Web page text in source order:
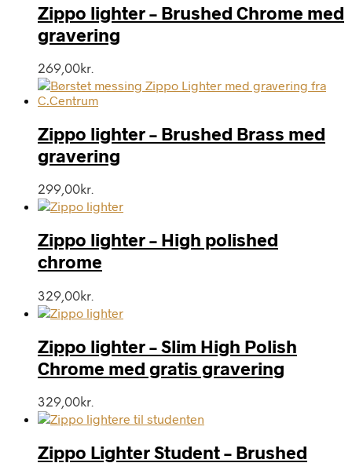
Zippo lighter – Brushed Chrome med
gravering
269,00kr.
Zippo lighter – Brushed Brass med
gravering
299,00kr.
Zippo lighter – High polished
chrome
329,00kr.
Zippo lighter – Slim High Polish
Chrome med gratis gravering
329,00kr.
Zippo Lighter Student – Brushed